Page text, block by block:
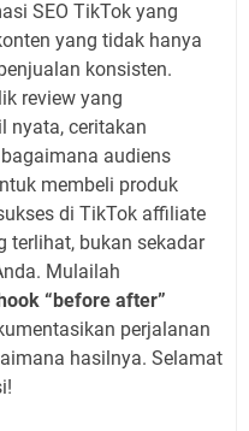
SEO TikTok yang
yang tidak hanya
konsisten.
review yang
nyata, ceritakan
audiens
membeli produk
di TikTok affiliate
terlihat, bukan sekadar
Mulailah
“before after”
perjalanan
hasilnya. Selamat